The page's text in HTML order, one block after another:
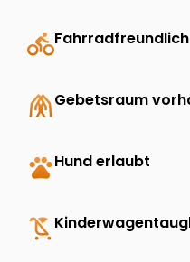
directions_bikeFahrradfreundlich
folded_handsGebetsraum
petsHund erlaubt
child_friendly